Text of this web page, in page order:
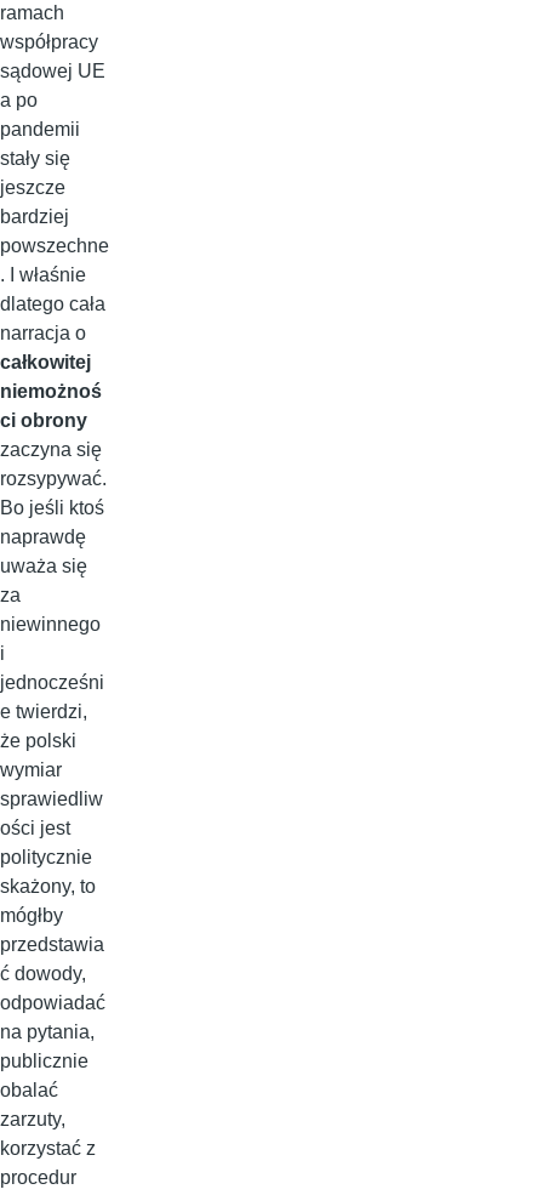
ramach
współpracy
sądowej UE
a po
pandemii
stały się
jeszcze
bardziej
powszechne
. I właśnie
dlatego cała
narracja o
całkowitej
niemożnoś
ci obrony
zaczyna się
rozsypywać.
Bo jeśli ktoś
naprawdę
uważa się
za
niewinnego
i
jednocześni
e twierdzi,
że polski
wymiar
sprawiedliw
ości jest
politycznie
skażony, to
mógłby
przedstawia
ć dowody,
odpowiadać
na pytania,
publicznie
obalać
zarzuty,
korzystać z
procedur